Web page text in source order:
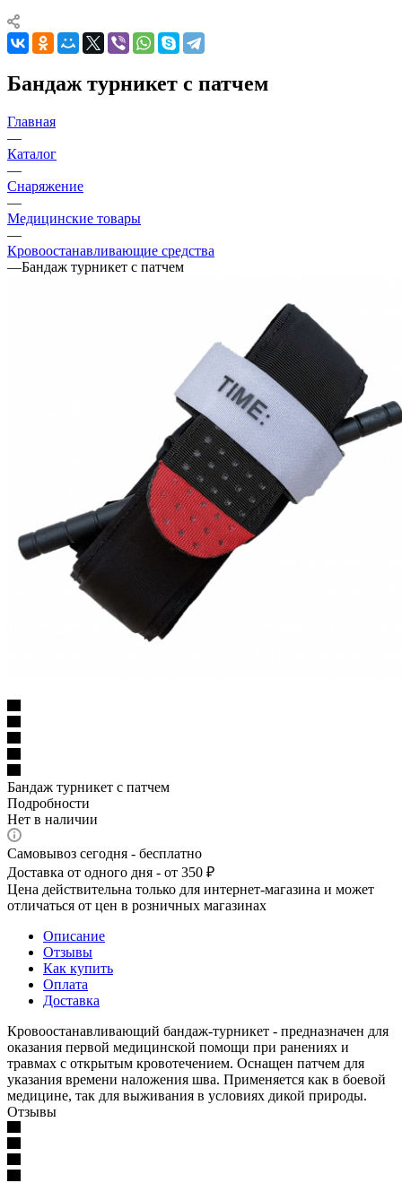
Бандаж турникет с патчем
Главная
—
Каталог
—
Снаряжение
—
Медицинские товары
—
Кровоостанавливающие средства
—Бандаж турникет с патчем
Бандаж турникет с патчем
Подробности
Нет в наличии
Самовывоз сегодня - бесплатно
Доставка от одного дня - от 350 ₽
Цена действительна только для интернет-магазина и может
отличаться от цен в розничных магазинах
Описание
Отзывы
Как купить
Оплата
Доставка
Кровоостанавливающий бандаж-турникет - предназначен для
оказания первой медицинской помощи при ранениях и
травмах с открытым кровотечением. Оснащен патчем для
указания времени наложения шва. Применяется как в боевой
медицине, так для выживания в условиях дикой природы.
Отзывы